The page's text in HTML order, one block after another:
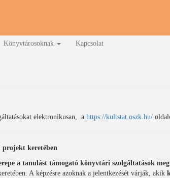
Könyvtárosoknak Kapcsolat
elektronikusan, a https://kultstat.oszk.hu/
projekt keretében
a tanulást támogató könyvtári szolgáltatások
A képzésre azoknak a jelentkezését várják, akik